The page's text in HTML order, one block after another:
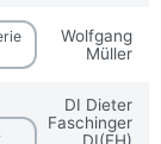
Wolfgang
Müller
DI Dieter
Faschinger